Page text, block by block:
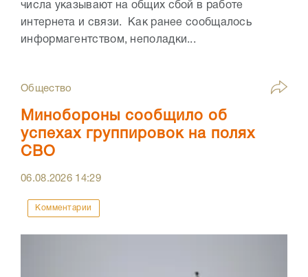
числа указывают на общих сбой в работе
интернета и связи. Как ранее сообщалось
информагентством, неполадки...
Общество
Минобороны сообщило об
успехах группировок на полях
СВО
06.08.2026 14:29
Комментарии